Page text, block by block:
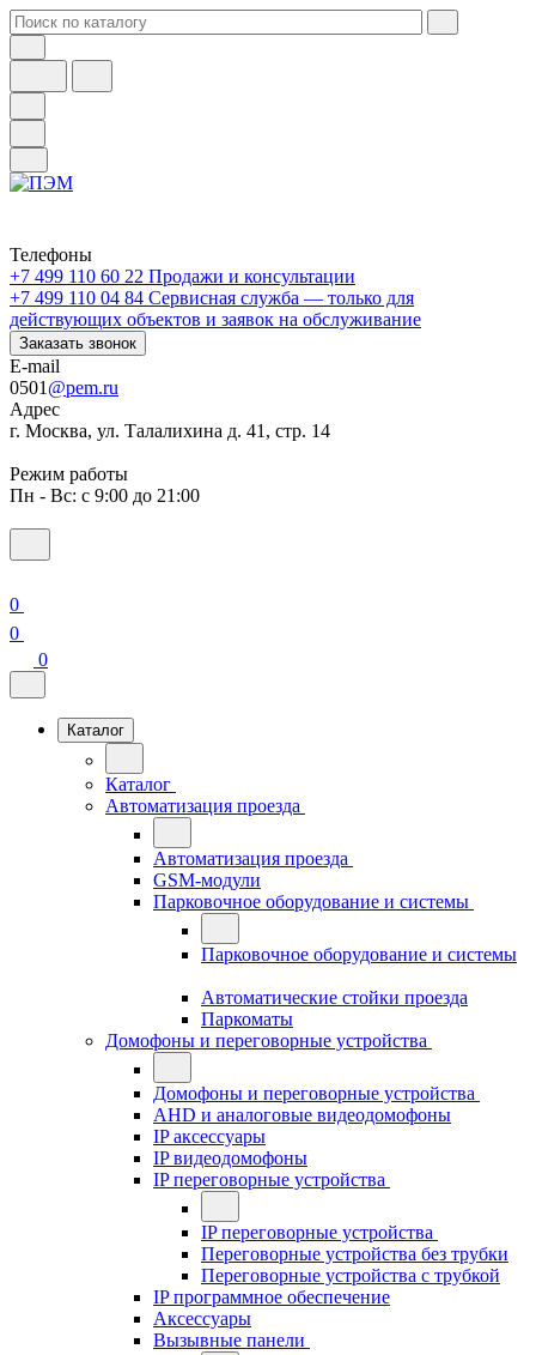
Телефоны
+7 499 110 60 22 Продажи и консультации
+7 499 110 04 84 Сервисная служба — только для
действующих объектов и заявок на обслуживание
Заказать звонок
E-mail
0501 @pem.ru
Адрес
г. Москва, ул. Талалихина д. 41, стр. 14
Режим работы
Пн - Вс: с 9:00 до 21:00
0
0
0
Каталог
Каталог
Автоматизация проезда
Автоматизация проезда
GSM-модули
Парковочное оборудование и системы
Парковочное оборудование и системы
Автоматические стойки проезда
Паркоматы
Домофоны и переговорные устройства
Домофоны и переговорные устройства
AHD и аналоговые видеодомофоны
IP аксессуары
IP видеодомофоны
IP переговорные устройства
IP переговорные устройства
Переговорные устройства без трубки
Переговорные устройства с трубкой
IP программное обеспечение
Аксессуары
Вызывные панели